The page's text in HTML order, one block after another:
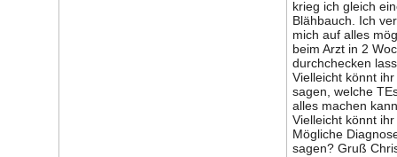
krieg ich gleich
Blähbauch. Ich
mich auf alles
beim Arzt in 2
durchchecken
Vielleicht könnt
sagen, welche
alles machen
Vielleicht könnt
Mögliche
sagen? Gruß